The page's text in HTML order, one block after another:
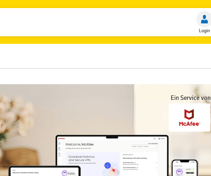
Ein Service von